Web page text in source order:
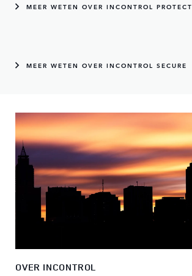
MEER WETEN OVER INCONTROL PROTECT
MEER WETEN OVER INCONTROL SECURE
OVER INCONTROL